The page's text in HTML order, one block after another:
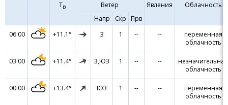
Тв Ветер Явления
Облачность
Напр
Скр Прв
06:00
+11.1° З 1 -- --
переменная
облачность
03:00 +11.4° З,ЮЗ 1 -- --
незначительная
облачность
00:00 +13.4° ЮЗ 1 -- --
переменная
облачность